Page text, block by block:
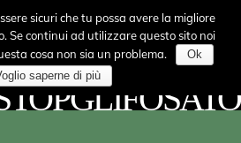
COALIZIONE
ITALIANA
sicuri che tu possa avere la migliore
Se continui ad utilizzare questo sito noi
cosa non sia un problema.
Ok
saperne di più